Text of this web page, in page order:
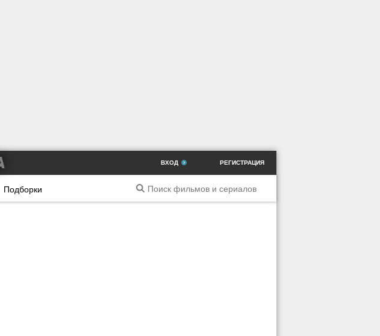
ВХОД РЕГИСТРАЦИЯ
Подборки